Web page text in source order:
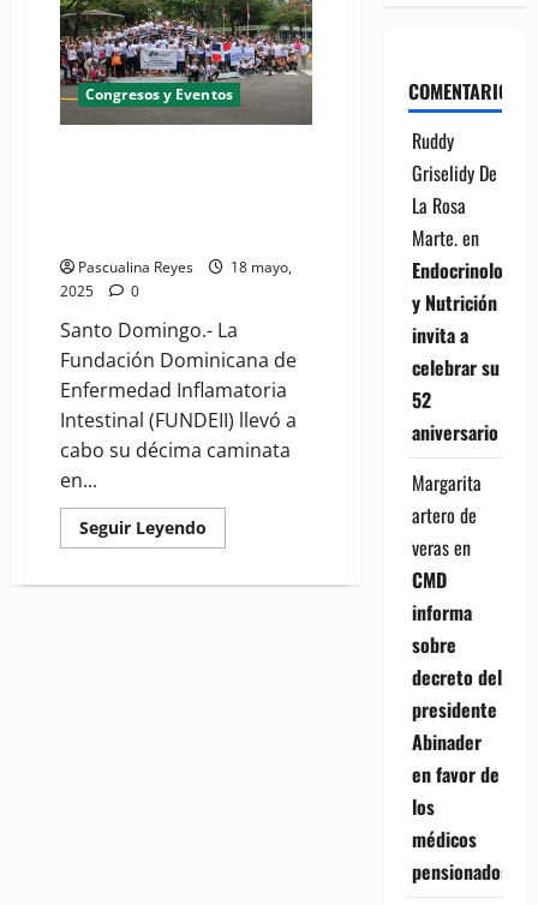
Congresos y Eventos
Pascualina Reyes
18 mayo,
2025
0
Santo Domingo.- La
Fundación Dominicana de
Enfermedad Inflamatoria
Intestinal (FUNDEII) llevó a
cabo su décima caminata
en...
Seguir Leyendo
more
celebra
COMENTARIOS
Ruddy
Griselidy De
La Rosa
Marte.en
Endocrinología
y Nutrición
invita a
celebrar su
52
aniversario
Margarita
artero de
verasen
CMD
informa
sobre
decreto del
presidente
Abinader
en favor de
los
médicos
pensionados